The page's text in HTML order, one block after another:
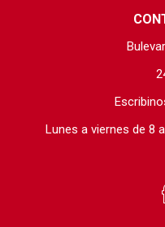
Lunes a viernes de 8